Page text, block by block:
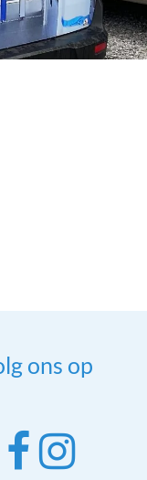
ons op